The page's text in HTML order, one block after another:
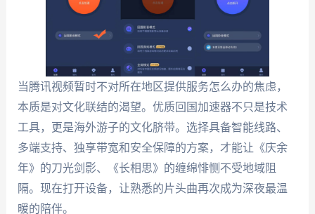
当腾讯视频暂时不对所在地区提供服务怎么办的焦虑，
本质是对文化联结的渴望。优质回国加速器不只是技术
工具，更是海外游子的文化脐带。选择具备智能线路、
多端支持、独享带宽和安全保障的方案，才能让《庆余
年》的刀光剑影、《长相思》的缠绵悱恻不受地域阻
隔。现在打开设备，让熟悉的片头曲再次成为深夜最温
暖的陪伴。